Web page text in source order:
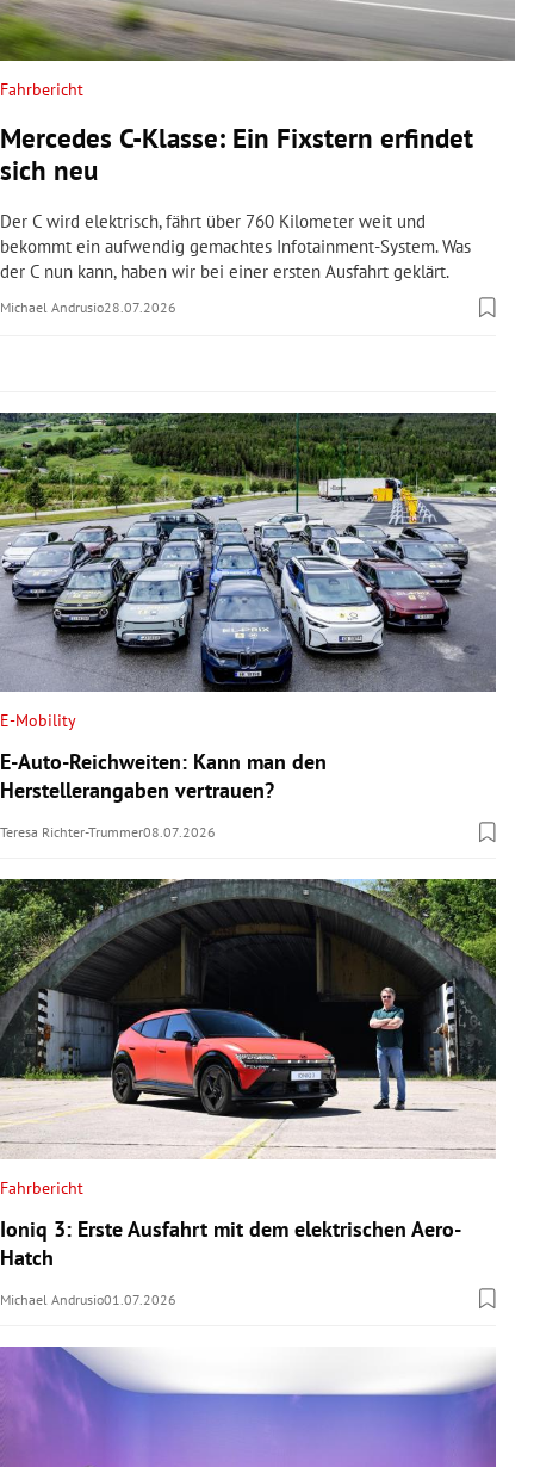
Untermenü
Untermenü
Untermenü
Untermenü
Untermenü
Untermenü
Untermenü
Fahrbericht
Mercedes C-Klasse: Ein Fixstern erfindet
sich neu
Der C wird elektrisch, fährt über 760 Kilometer weit und
bekommt ein aufwendig gemachtes Infotainment-System. Was
der C nun kann, haben wir bei einer ersten Ausfahrt geklärt.
Michael Andrusio28.07.2026
E-Mobility
E-Auto-Reichweiten: Kann man den
Herstellerangaben vertrauen?
Teresa Richter-Trummer08.07.2026
Fahrbericht
Ioniq 3: Erste Ausfahrt mit dem elektrischen Aero-
Hatch
Michael Andrusio01.07.2026